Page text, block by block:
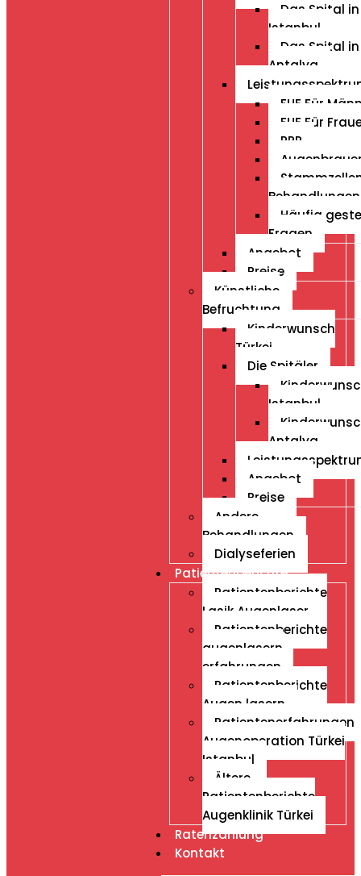
Das Spital in
Istanbul
Das Spital in
Antalya
FUE Für
FUE Für
PRP
Behandlungen
Häufig
Fragen
Angebot
Preise
Künstliche
Befruchtung
Kinderwunsch
Türkei
Die Spitäler
Istanbul
Antalya
Angebot
Preise
Andere
Behandlungen
Dialyseferien
Patientenberichte
Patientenberichte
Lasik Augenlaser
Patientenberichte
augenlasern
erfahrungen
Patientenberichte
Augen lasern
Patientenerfahrungen
Augenoperation Türkei
Istanbul
Ältere
Patientenberichte
Augenklinik Türkei
Ratenzahlung
Kontakt